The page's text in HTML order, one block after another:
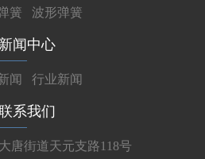
簧
波形弹簧
新闻中心
闻 行业新闻
系我们
唐街道天元支路118号